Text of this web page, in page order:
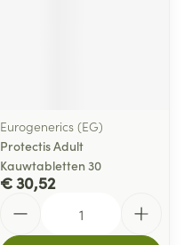
Eurogenerics (EG)
Protectis Adult
Kauwtabletten 30
€ 30,52